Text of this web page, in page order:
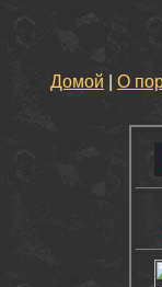
Домой О